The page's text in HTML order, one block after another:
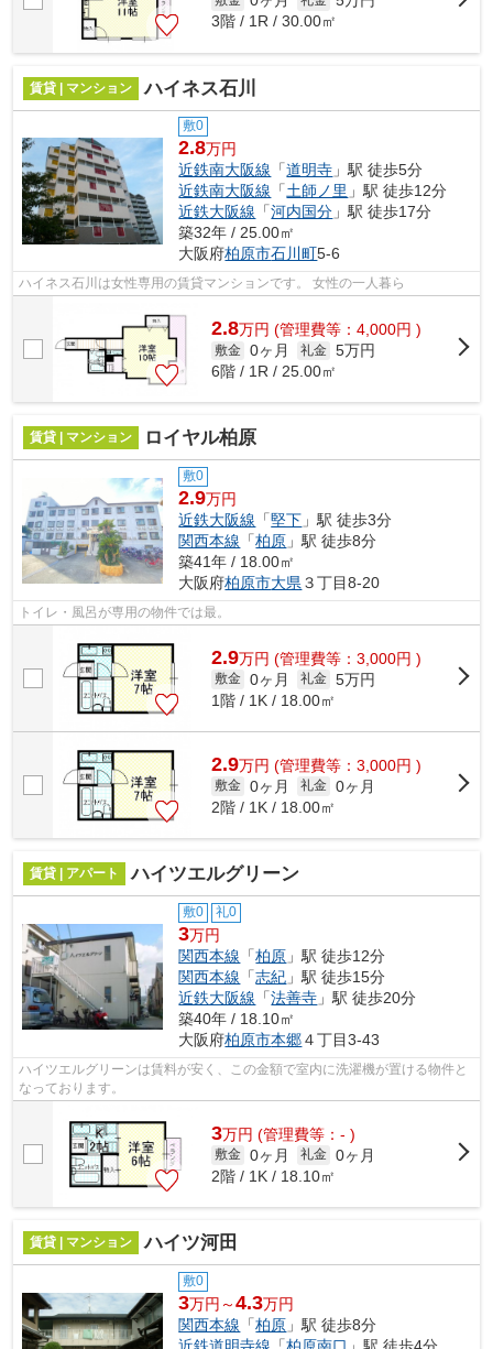
3階 / 1R / 30.00㎡
賃貸 | マンション ハイネス石川
敷0
2.8万円
近鉄南大阪線 「道明寺 」駅 徒歩5分
近鉄南大阪線 「土師ノ里 」駅 徒歩12分
近鉄大阪線 「河内国分 」駅 徒歩17分
築32年 / 25.00㎡
大阪府柏原市石川町5-6
ハイネス石川は女性専用の賃貸マンションです。 女性の一人暮ら
2.8万円 (管理費等：4,000円 )
敷金 0ヶ月 礼金 5万円
6階 / 1R / 25.00㎡
賃貸 | マンション ロイヤル柏原
敷0
2.9万円
近鉄大阪線 「堅下 」駅 徒歩3分
関西本線 「柏原 」駅 徒歩8分
築41年 / 18.00㎡
大阪府柏原市大県３丁目8-20
トイレ・風呂が専用の物件では最。
2.9万円 (管理費等：3,000円 )
敷金 0ヶ月 礼金 5万円
1階 / 1K / 18.00㎡
2.9万円 (管理費等：3,000円 )
敷金 0ヶ月 礼金 0ヶ月
2階 / 1K / 18.00㎡
賃貸 | アパート ハイツエルグリーン
敷0 礼0
3万円
関西本線 「柏原 」駅 徒歩12分
関西本線 「志紀 」駅 徒歩15分
近鉄大阪線 「法善寺 」駅 徒歩20分
築40年 / 18.10㎡
大阪府柏原市本郷４丁目3-43
ハイツエルグリーンは賃料が安く、この金額で室内に洗濯機が置ける物件と
なっております。
3万円 (管理費等：- )
敷金 0ヶ月 礼金 0ヶ月
2階 / 1K / 18.10㎡
賃貸 | マンション ハイツ河田
敷0
3万円～4.3万円
関西本線 「柏原 」駅 徒歩8分